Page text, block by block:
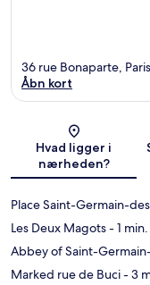
36 rue Bonaparte,
Åbn kort
Hvad ligger i
nærheden?
Place Saint-Germain-
Les Deux Magots- 1
Abbey of Saint-
Marked rue de Buci- 3